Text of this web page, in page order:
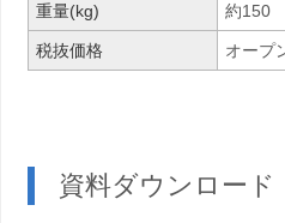
重量(kg) 約150
税抜価格 オープ
資料ダウンロード